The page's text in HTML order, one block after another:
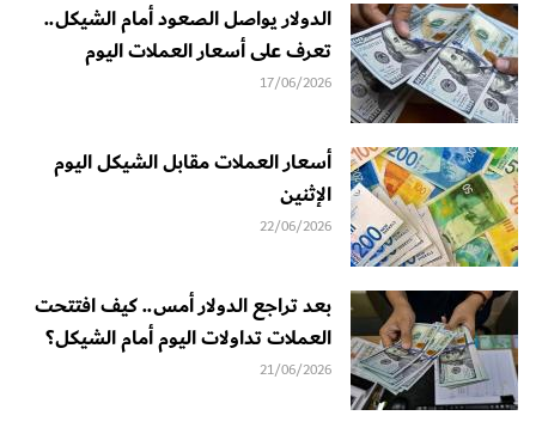
الدولار يواصل الصعود أمام الشيكل..
تعرف على أسعار العملات اليوم
17/06/2026
أسعار العملات مقابل الشيكل اليوم
الإثنين
22/06/2026
بعد تراجع الدولار أمس.. كيف افتتحت
العملات تداولات اليوم أمام الشيكل؟
21/06/2026